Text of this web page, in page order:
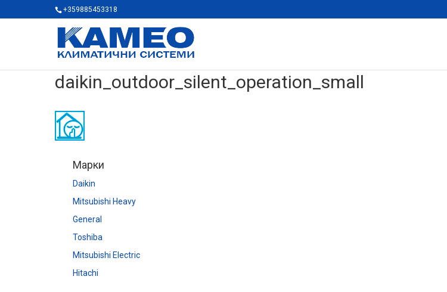
+359885453318
daikin_outdoor_silent_operation_small
Марки
Daikin
Mitsubishi Heavy
General
Toshiba
Mitsubishi Electric
Hitachi